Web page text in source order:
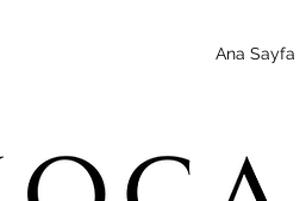
Ana Sayfa